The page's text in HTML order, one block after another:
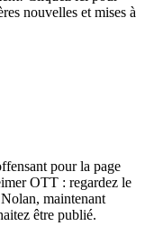
nouvelles et mises à
pour la page
OTT : regardez le
maintenant
être publié.